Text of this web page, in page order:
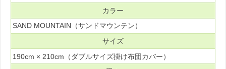
カラー
SAND MOUNTAIN（サンドマウンテン）
サイズ
190cm × 210cm（ダブルサイズ掛け布団カバー）